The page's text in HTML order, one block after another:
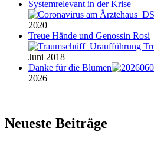
Systemrelevant in der Krise
2020
Treue Hände und Genossin Rosi
Juni 2018
Danke für die Blumen
2026
Neueste Beiträge